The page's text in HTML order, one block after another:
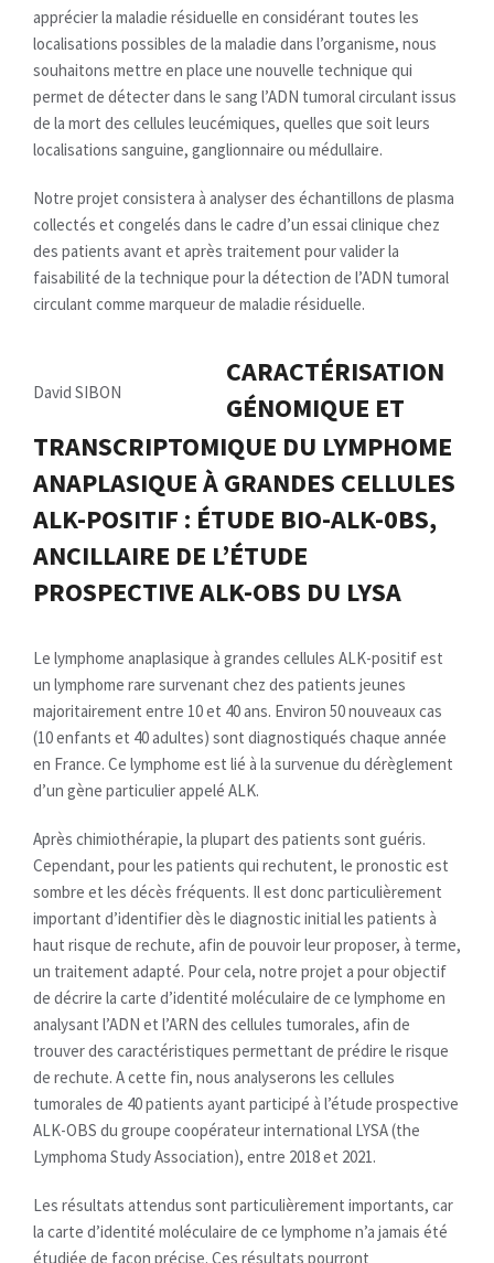
apprécier la maladie résiduelle en considérant toutes les
localisations possibles de la maladie dans l’organisme, nous
souhaitons mettre en place une nouvelle technique qui
permet de détecter dans le sang l’ADN tumoral circulant issus
de la mort des cellules leucémiques, quelles que soit leurs
localisations sanguine, ganglionnaire ou médullaire.
Notre projet consistera à analyser des échantillons de plasma
collectés et congelés dans le cadre d’un essai clinique chez
des patients avant et après traitement pour valider la
faisabilité de la technique pour la détection de l’ADN tumoral
circulant comme marqueur de maladie résiduelle.
David SIBON
CARACTÉRISATION
GÉNOMIQUE ET
TRANSCRIPTOMIQUE DU LYMPHOME
ANAPLASIQUE À GRANDES CELLULES
ALK-POSITIF : ÉTUDE BIO-ALK-0BS,
ANCILLAIRE DE L’ÉTUDE
PROSPECTIVE ALK-OBS DU LYSA
Le lymphome anaplasique à grandes cellules ALK-positif est
un lymphome rare survenant chez des patients jeunes
majoritairement entre 10 et 40 ans. Environ 50 nouveaux cas
(10 enfants et 40 adultes) sont diagnostiqués chaque année
en France. Ce lymphome est lié à la survenue du dérèglement
d’un gène particulier appelé ALK.
Après chimiothérapie, la plupart des patients sont guéris.
Cependant, pour les patients qui rechutent, le pronostic est
sombre et les décès fréquents. Il est donc particulièrement
important d’identifier dès le diagnostic initial les patients à
haut risque de rechute, afin de pouvoir leur proposer, à terme,
un traitement adapté. Pour cela, notre projet a pour objectif
de décrire la carte d’identité moléculaire de ce lymphome en
analysant l’ADN et l’ARN des cellules tumorales, afin de
trouver des caractéristiques permettant de prédire le risque
de rechute. A cette fin, nous analyserons les cellules
tumorales de 40 patients ayant participé à l’étude prospective
ALK-OBS du groupe coopérateur international LYSA (the
Lymphoma Study Association), entre 2018 et 2021.
Les résultats attendus sont particulièrement importants, car
la carte d’identité moléculaire de ce lymphome n’a jamais été
étudiée de façon précise. Ces résultats pourront